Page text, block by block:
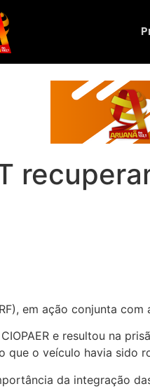
em ação conjunta
e resultou na
o veículo havia sido
da integração